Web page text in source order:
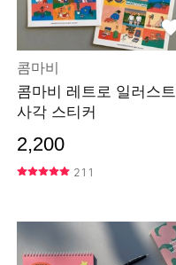
콤마비
콤마비 레트로 일러스트
사각 스티커
2,200
211